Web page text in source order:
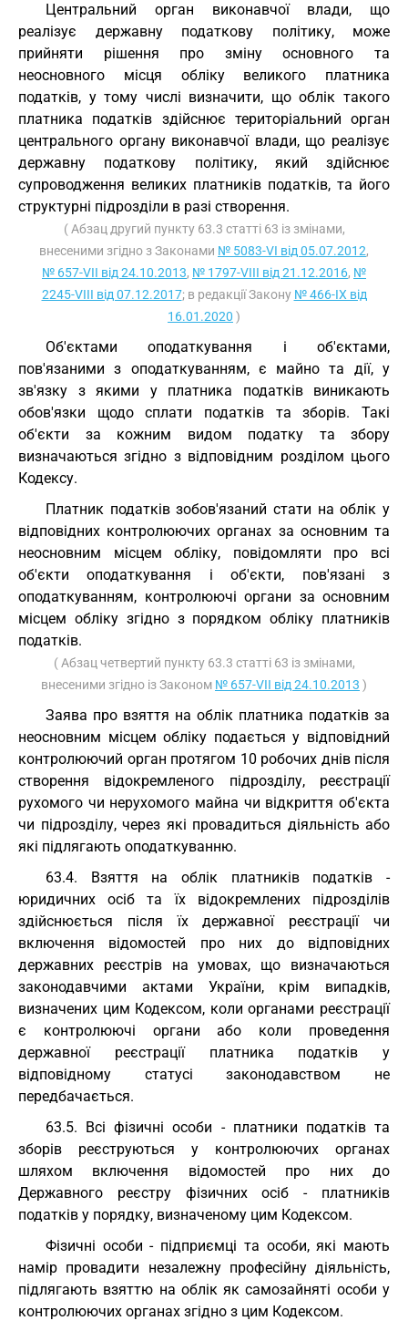
Центральний орган виконавчої влади, що
реалізує державну податкову політику, може
прийняти рішення про зміну основного та
неосновного місця обліку великого платника
податків, у тому числі визначити, що облік такого
платника податків здійснює територіальний орган
центрального органу виконавчої влади, що реалізує
державну податкову політику, який здійснює
супроводження великих платників податків, та його
структурні підрозділи в разі створення.
( Абзац другий пункту 63.3 статті 63 із змінами,
внесеними згідно з Законами № 5083-VI від 05.07.2012,
№ 657-VII від 24.10.2013, № 1797-VIII від 21.12.2016, №
2245-VIII від 07.12.2017; в редакції Закону № 466-IX від
16.01.2020 )
Об'єктами оподаткування і об'єктами,
пов'язаними з оподаткуванням, є майно та дії, у
зв'язку з якими у платника податків виникають
обов'язки щодо сплати податків та зборів. Такі
об'єкти за кожним видом податку та збору
визначаються згідно з відповідним розділом цього
Кодексу.
Платник податків зобов'язаний стати на облік у
відповідних контролюючих органах за основним та
неосновним місцем обліку, повідомляти про всі
об'єкти оподаткування і об'єкти, пов'язані з
оподаткуванням, контролюючі органи за основним
місцем обліку згідно з порядком обліку платників
податків.
( Абзац четвертий пункту 63.3 статті 63 із змінами,
внесеними згідно із Законом № 657-VII від 24.10.2013 )
Заява про взяття на облік платника податків за
неосновним місцем обліку подається у відповідний
контролюючий орган протягом 10 робочих днів після
створення відокремленого підрозділу, реєстрації
рухомого чи нерухомого майна чи відкриття об'єкта
чи підрозділу, через які провадиться діяльність або
які підлягають оподаткуванню.
63.4. Взяття на облік платників податків -
юридичних осіб та їх відокремлених підрозділів
здійснюється після їх державної реєстрації чи
включення відомостей про них до відповідних
державних реєстрів на умовах, що визначаються
законодавчими актами України, крім випадків,
визначених цим Кодексом, коли органами реєстрації
є контролюючі органи або коли проведення
державної реєстрації платника податків у
відповідному статусі законодавством не
передбачається.
63.5. Всі фізичні особи - платники податків та
зборів реєструються у контролюючих органах
шляхом включення відомостей про них до
Державного реєстру фізичних осіб - платників
податків у порядку, визначеному цим Кодексом.
Фізичні особи - підприємці та особи, які мають
намір провадити незалежну професійну діяльність,
підлягають взяттю на облік як самозайняті особи у
контролюючих органах згідно з цим Кодексом.